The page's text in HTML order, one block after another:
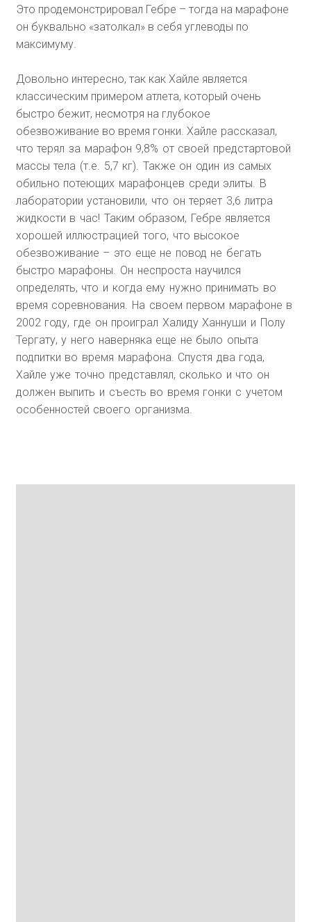
Это продемонстрировал Гебре – тогда на марафоне
он буквально «затолкал» в себя углеводы по
максимуму.
Довольно интересно, так как Хайле является
классическим примером атлета, который очень
быстро бежит, несмотря на глубокое
обезвоживание во время гонки. Хайле рассказал,
что терял за марафон 9,8% от своей предстартовой
массы тела (т.е. 5,7 кг). Также он один из самых
обильно потеющих марафонцев среди элиты. В
лаборатории установили, что он теряет 3,6 литра
жидкости в час! Таким образом, Гебре является
хорошей иллюстрацией того, что высокое
обезвоживание – это еще не повод не бегать
быстро марафоны. Он неспроста научился
определять, что и когда ему нужно принимать во
время соревнования. На своем первом марафоне в
2002 году, где он проиграл Халиду Ханнуши и Полу
Тергату, у него наверняка еще не было опыта
подпитки во время марафона. Спустя два года,
Хайле уже точно представлял, сколько и что он
должен выпить и съесть во время гонки с учетом
особенностей своего организма.